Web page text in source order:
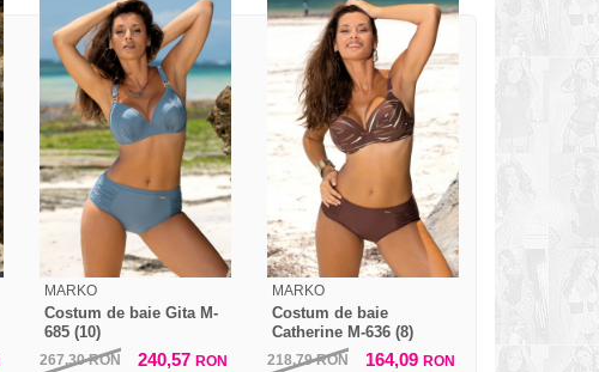
MARKO
Costum de baie Gita M-
685 (10)
267,30RON 240,57 RON
MARKO
Costum de baie
Catherine M-636 (8)
218,79RON 164,09 RON